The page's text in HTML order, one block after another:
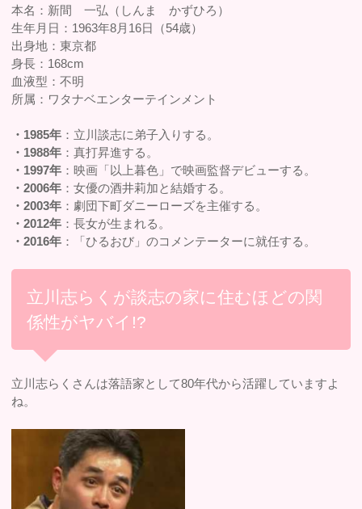
本名：新間 一弘（しんま かずひろ）
生年月日：1963年8月16日（54歳）
出身地：東京都
身長：168cm
血液型：不明
所属：ワタナベエンターテインメント
・1985年 ：立川談志に弟子入りする。
・1988年 ：真打昇進する。
・1997年 ：映画「以上暮色」で映画監督デビューする。
・2006年 ：女優の酒井莉加と結婚する。
・2003年 ：劇団下町ダニーローズを主催する。
・2012年 ：長女が生まれる。
・2016年 ：「ひるおび」のコメンテーターに就任する。
立川志らくが談志の家に住むほどの関
係性がヤバイ!?
立川志らくさんは落語家として80年代から活躍していますよ
ね。